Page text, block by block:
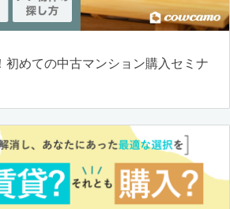
初めての中古マンション購入セミナ